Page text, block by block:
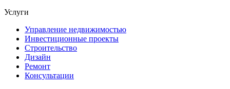
Услуги
Управление недвижимостью
Инвестиционные проекты
Строительство
Дизайн
Ремонт
Консультации